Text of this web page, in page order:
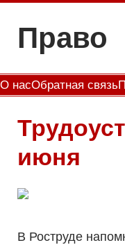
содержимому
Право
О насОбратная связь
июня
В Роструде